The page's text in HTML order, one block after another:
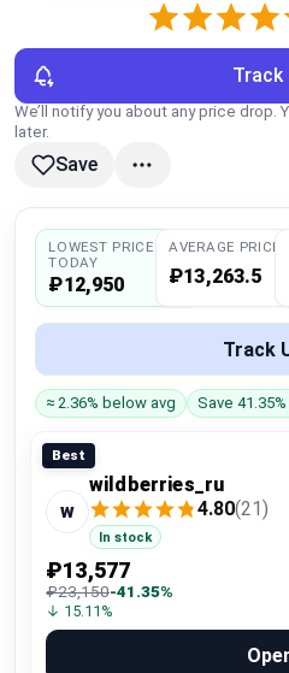
Global Price Tracker
Blog
Compare
Plans & Pricing
Log in
Track
We’ll notify you about any price drop.
later.
Save
LOWEST PRICE
TODAY
₽12,950
AVERAGE PRICE
₽13,263.5
Track
≈ 2.36% below avg Save 41.35%
Best
w
wildberries_ru
4.80(21)
In stock
₽13,577
₽23,150-41.35%
↓ 15.11%